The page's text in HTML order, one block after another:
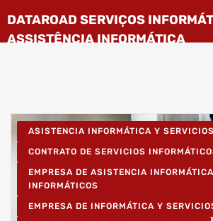
ASISTENCIA INFORMÁTICA Y
CONTRATO DE SERVICIOS
EMPRESA DE ASISTENCIA
INFORMÁTICOS
EMPRESA DE INFORMÁTICA Y